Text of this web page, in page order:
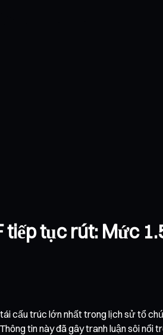
tiếp tục rút: Mức
cấu trúc lớn nhất trong lịch sử tổ
tin này đã gây tranh luận sôi